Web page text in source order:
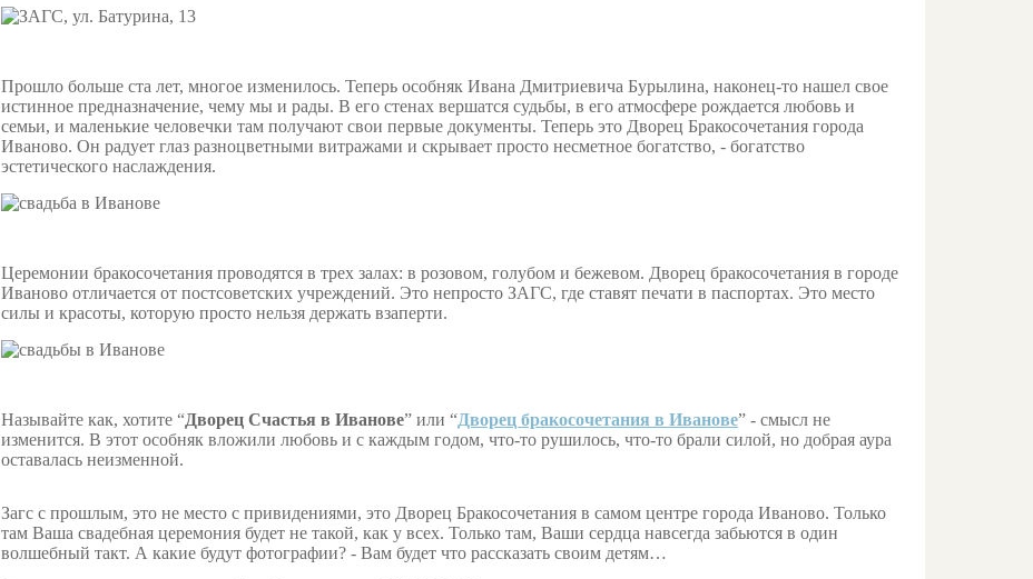
Прошло больше ста лет, многое изменилось. Теперь особняк Ивана Дмитриевича Бурылина, наконец-то нашел свое
истинное предназначение, чему мы и рады. В его стенах вершатся судьбы, в его атмосфере рождается любовь и
семьи, и маленькие человечки там получают свои первые документы. Теперь это Дворец Бракосочетания города
Иваново. Он радует глаз разноцветными витражами и скрывает просто несметное богатство, - богатство
эстетического наслаждения.
Церемонии бракосочетания проводятся в трех залах: в розовом, голубом и бежевом. Дворец бракосочетания в городе
Иваново отличается от постсоветских учреждений. Это непросто ЗАГС, где ставят печати в паспортах. Это место
силы и красоты, которую просто нельзя держать взаперти.
Называйте как, хотите “Дворец Счастья в Иванове” или “Дворец бракосочетания в Иванове” - смысл не
изменится. В этот особняк вложили любовь и с каждым годом, что-то рушилось, что-то брали силой, но добрая аура
оставалась неизменной.
Загс с прошлым, это не место с привидениями, это Дворец Бракосочетания в самом центре города Иваново. Только
там Ваша свадебная церемония будет не такой, как у всех. Только там, Ваши сердца навсегда забьются в один
волшебный такт. А какие будут фотографии? - Вам будет что рассказать своим детям…